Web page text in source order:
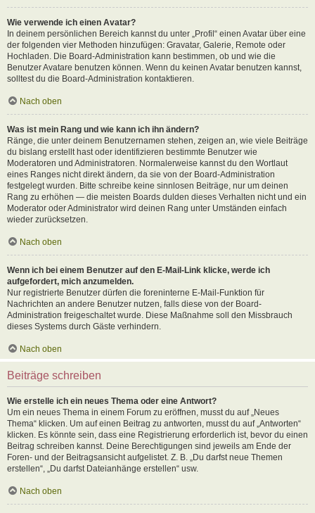
Wie verwende ich einen Avatar?
In deinem persönlichen Bereich kannst du unter „Profil“ einen Avatar über eine
der folgenden vier Methoden hinzufügen: Gravatar, Galerie, Remote oder
Hochladen. Die Board-Administration kann bestimmen, ob und wie die
Benutzer Avatare benutzen können. Wenn du keinen Avatar benutzen kannst,
solltest du die Board-Administration kontaktieren.
Nach oben
Was ist mein Rang und wie kann ich ihn ändern?
Ränge, die unter deinem Benutzernamen stehen, zeigen an, wie viele Beiträge
du bislang erstellt hast oder identifizieren bestimmte Benutzer wie
Moderatoren und Administratoren. Normalerweise kannst du den Wortlaut
eines Ranges nicht direkt ändern, da sie von der Board-Administration
festgelegt wurden. Bitte schreibe keine sinnlosen Beiträge, nur um deinen
Rang zu erhöhen — die meisten Boards dulden dieses Verhalten nicht und ein
Moderator oder Administrator wird deinen Rang unter Umständen einfach
wieder zurücksetzen.
Nach oben
Wenn ich bei einem Benutzer auf den E-Mail-Link klicke, werde ich
aufgefordert, mich anzumelden.
Nur registrierte Benutzer dürfen die foreninterne E-Mail-Funktion für
Nachrichten an andere Benutzer nutzen, falls diese von der Board-
Administration freigeschaltet wurde. Diese Maßnahme soll den Missbrauch
dieses Systems durch Gäste verhindern.
Nach oben
Beiträge schreiben
Wie erstelle ich ein neues Thema oder eine Antwort?
Um ein neues Thema in einem Forum zu eröffnen, musst du auf „Neues
Thema“ klicken. Um auf einen Beitrag zu antworten, musst du auf „Antworten“
klicken. Es könnte sein, dass eine Registrierung erforderlich ist, bevor du einen
Beitrag schreiben kannst. Deine Berechtigungen sind jeweils am Ende der
Foren- und der Beitragsansicht aufgelistet. Z. B. „Du darfst neue Themen
erstellen“, „Du darfst Dateianhänge erstellen“ usw.
Nach oben